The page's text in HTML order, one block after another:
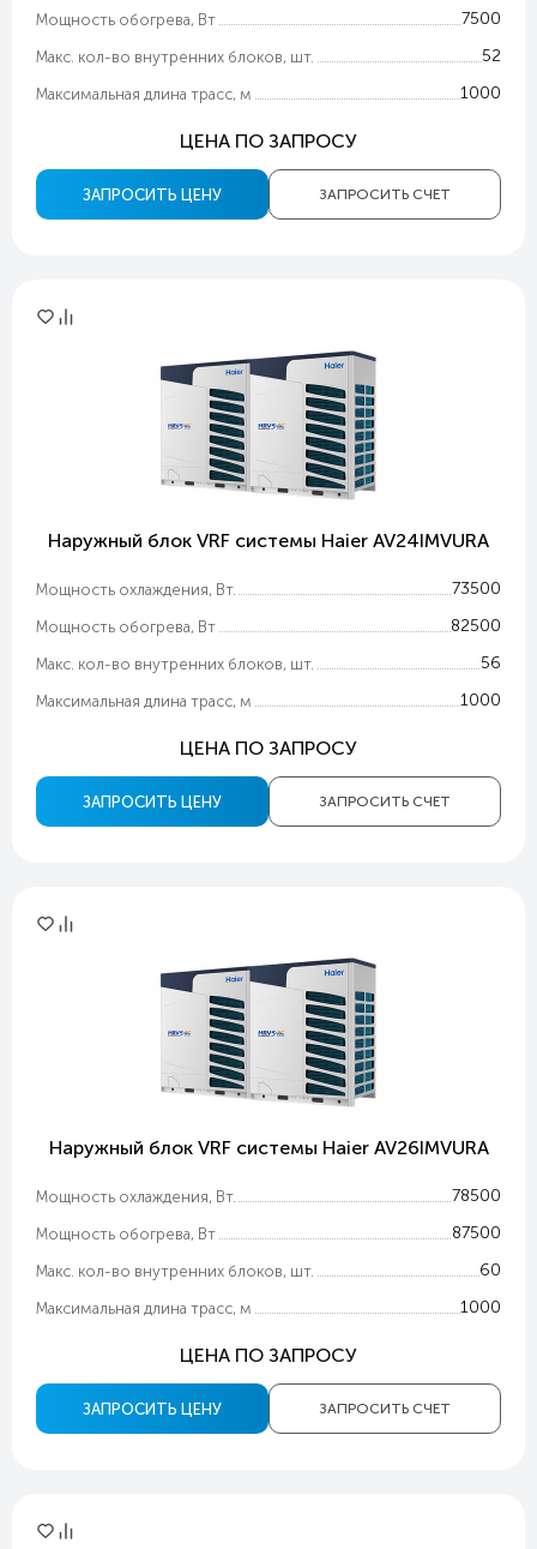
Мощность обогрева, Вт 7500
Макс. кол-во внутренних блоков, шт. 52
Максимальная длина трасс, м 1000
ЦЕНА ПО ЗАПРОСУ
ЗАПРОСИТЬ СЧЕТ
ЗАПРОСИТЬ ЦЕНУ
Наружный блок VRF системы Haier AV24IMVURA
Мощность охлаждения, Вт. 73500
Мощность обогрева, Вт 82500
Макс. кол-во внутренних блоков, шт. 56
Максимальная длина трасс, м 1000
ЦЕНА ПО ЗАПРОСУ
ЗАПРОСИТЬ СЧЕТ
ЗАПРОСИТЬ ЦЕНУ
Наружный блок VRF системы Haier AV26IMVURA
Мощность охлаждения, Вт. 78500
Мощность обогрева, Вт 87500
Макс. кол-во внутренних блоков, шт. 60
Максимальная длина трасс, м 1000
ЦЕНА ПО ЗАПРОСУ
ЗАПРОСИТЬ СЧЕТ
ЗАПРОСИТЬ ЦЕНУ